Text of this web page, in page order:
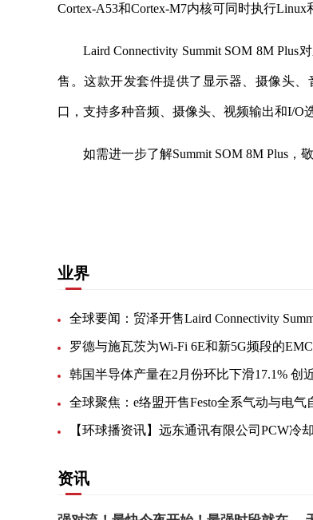
Cortex-A53和Cortex-M7内核可同时执行
Laird Connectivity Summit SOM 8M
售。这款开发套件提供了显示器、摄像头
口，支持多种音频、摄像头、视频输出和I/O
如需进一步了解Summit SOM 8M Plus，敬
业界
全球聚焦：e络盟开售Festo全系气动与电气
资讯